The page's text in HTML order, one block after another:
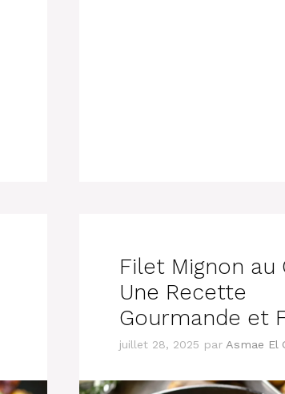
Filet Mignon au
Une Recette
Gourmande et
juillet 28, 2025 par Asmae El